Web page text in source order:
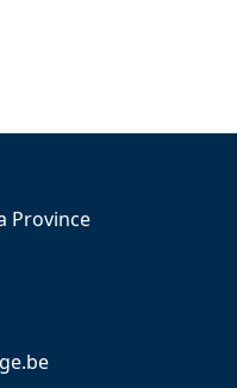
Province